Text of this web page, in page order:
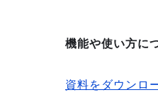
機能や使い方に
資料をダウンロ